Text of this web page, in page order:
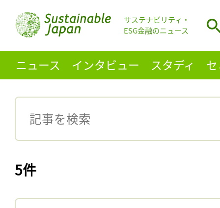
サステナビリティ・
ESG金融のニュース
ニュース インタビュー スタディ
5件